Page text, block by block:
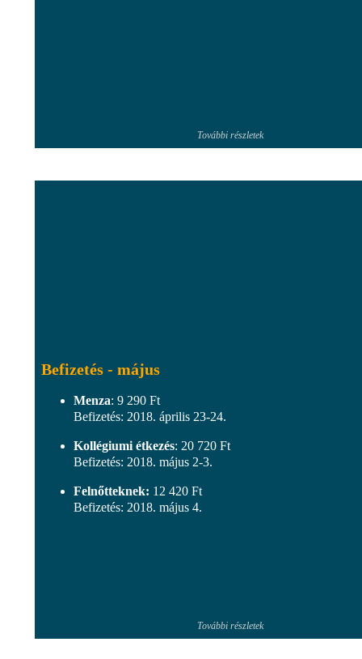
További részletek
Befizetés - május
Menza: 9 290 Ft
Befizetés: 2018. április 23-24.
Kollégiumi étkezés: 20 720 Ft
Befizetés: 2018. május 2-3.
Felnőtteknek: 12 420 Ft
Befizetés: 2018. május 4.
További részletek